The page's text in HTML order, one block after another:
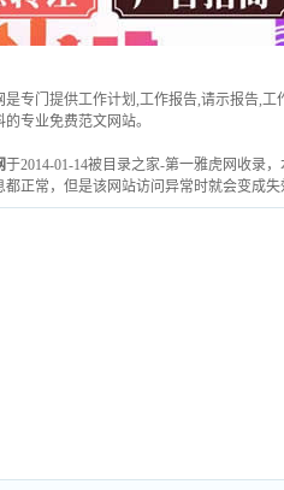
是专门提供工作计划,工作报告,请示报告,
专业免费范文网站。
于2014-01-14被目录之家-第一雅虎网收录
都正常，但是该网站访问异常时就会变成